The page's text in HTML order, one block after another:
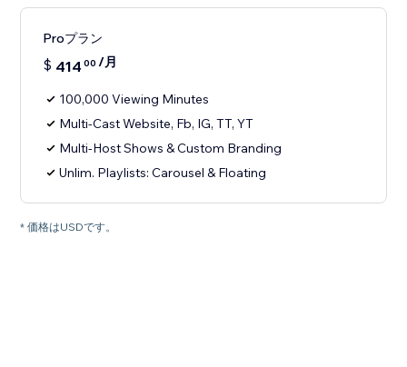
Proプラン
$ 414 00 /月
100,000 Viewing Minutes
Multi-Cast Website, Fb, IG, TT, YT
Multi-Host Shows & Custom Branding
Unlim. Playlists: Carousel & Floating
* 価格はUSDです。